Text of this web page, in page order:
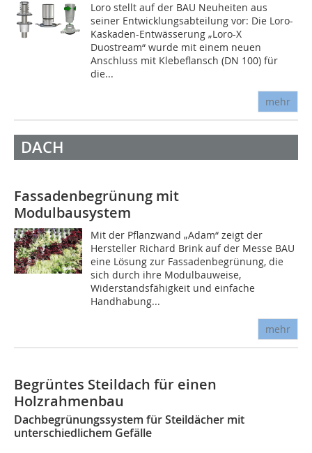
Loro stellt auf der BAU Neuheiten aus
seiner Entwicklungsabteilung vor: Die Loro-
Kaskaden-Entwässerung „Loro-X
Duostream“ wurde mit einem neuen
Anschluss mit Klebeflansch (DN 100) für
die...
mehr
DACH
Fassadenbegrünung mit
Modulbausystem
Mit der Pflanzwand „Adam“ zeigt der
Hersteller Richard Brink auf der Messe BAU
eine Lösung zur Fassadenbegrünung, die
sich durch ihre Modulbauweise,
Widerstands­fähigkeit und einfache
Handhabung...
mehr
Begrüntes Steildach für einen
Holzrahmenbau
Dachbegrünungssystem für Steildächer mit
unterschiedlichem Gefälle